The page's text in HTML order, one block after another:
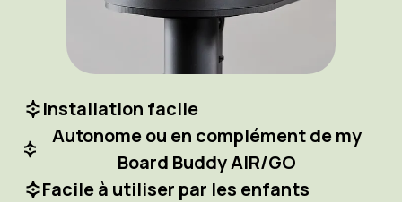
Installation facile
Autonome ou en complément de my
Board Buddy AIR/GO
Facile à utiliser par les enfants